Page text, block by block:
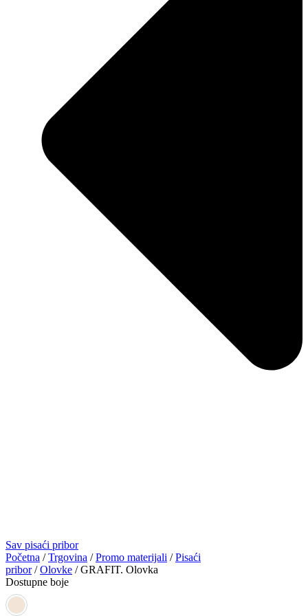
Sav pisaći pribor
Početna /Trgovina /Promo materijali /Pisaći
pribor/Olovke / GRAFIT. Olovka
Dostupne boje